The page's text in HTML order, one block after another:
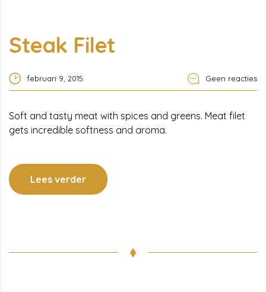
Steak Filet
februari 9, 2015 Geen reacties
Soft and tasty meat with spices and greens. Meat filet
gets incredible softness and aroma.
Lees verder